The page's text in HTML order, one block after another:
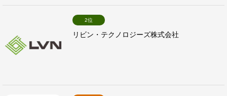
2位
リビン・テクノロジーズ株式会社